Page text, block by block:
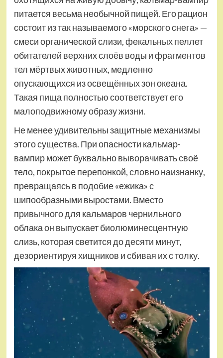
питается весьма необычной пищей. Его рацион
состоит из так называемого «морского снега» —
смеси органической слизи, фекальных пеллет
обитателей верхних слоёв воды и фрагментов
тел мёртвых животных, медленно
опускающихся из освещённых зон океана.
Такая пища полностью соответствует его
малоподвижному образу жизни.
Не менее удивительны защитные механизмы
этого существа. При опасности кальмар-
вампир может буквально выворачивать своё
тело, покрытое перепонкой, словно наизнанку,
превращаясь в подобие «ежика» с
шипообразными выростами. Вместо
привычного для кальмаров чернильного
облака он выпускает биолюминесцентную
слизь, которая светится до десяти минут,
дезориентируя хищников и сбивая их с толку.